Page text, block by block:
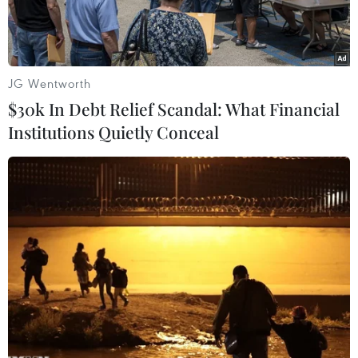
2018.
Ảnh minh họa. (Nguồn: Getty Images)
Liên đoàn bóng đá thế giới (FIFA) ngày 9/12 cho
biết các đội bóng đã chi ra mức kỷ lục 1,57 tỷ
USD trong kỳ chuyển nhượng mùa Đông vừa
qua, với số thương vụ giao dịch quốc tế lên cao
JG Wentworth
$30k In Debt Relief Scandal: What Financial
Institutions Quietly Conceal